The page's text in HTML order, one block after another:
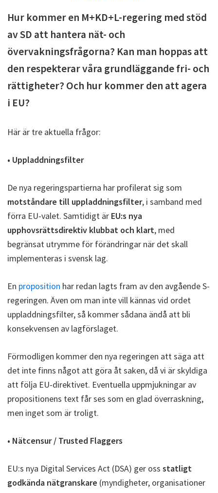
Hur kommer en M+KD+L-regering med stöd
av SD att hantera nät- och
övervakningsfrågorna? Kan man hoppas att
den respekterar våra grundläggande fri- och
rättigheter? Och hur kommer den att agera
i EU?
Här är tre aktuella frågor:
• Uppladdningsfilter
De nya regeringspartierna har profilerat sig som
motståndare till uppladdningsfilter, i samband med
förra EU-valet. Samtidigt är EU:s nya
upphovsrättsdirektiv klubbat och klart, med
begränsat utrymme för förändringar när det skall
implementeras i svensk lag.
En proposition har redan lagts fram av den avgående S-
regeringen. Även om man inte vill kännas vid ordet
uppladdningsfilter, så kommer sådana ändå att bli
konsekvensen av lagförslaget.
Förmodligen kommer den nya regeringen att säga att
det inte finns något att göra åt saken, då vi är skyldiga
att följa EU-direktivet. Eventuella uppmjukningar av
propositionens text får ses som en glad överraskning,
men inget som är troligt.
• Nätcensur / Trusted Flaggers
EU:s nya Digital Services Act (DSA) ger oss statligt
godkända nätgranskare (myndigheter, organisationer